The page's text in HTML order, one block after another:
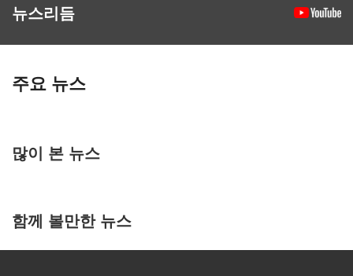
뉴스리듬
주요 뉴스
많이 본 뉴스
함께 볼만한 뉴스